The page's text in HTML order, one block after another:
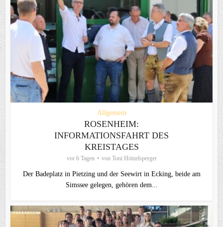
Allgemein
ROSENHEIM:
INFORMATIONSFAHRT DES
KREISTAGES
vor 6 Tagen von Toni Hötzelsperger
Der Badeplatz in Pietzing und der Seewirt in Ecking, beide am
Simssee gelegen, gehören dem...